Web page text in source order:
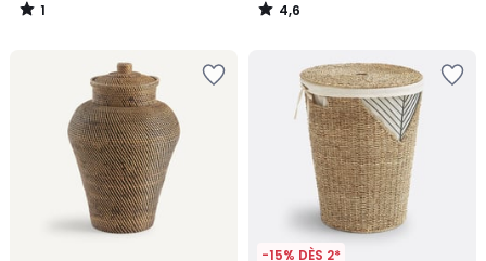
1
/
4,6
/
-15% DÈS 2*